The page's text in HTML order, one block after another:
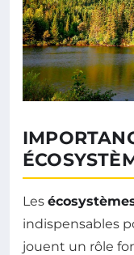
Les
indispensables
jouent un rôle